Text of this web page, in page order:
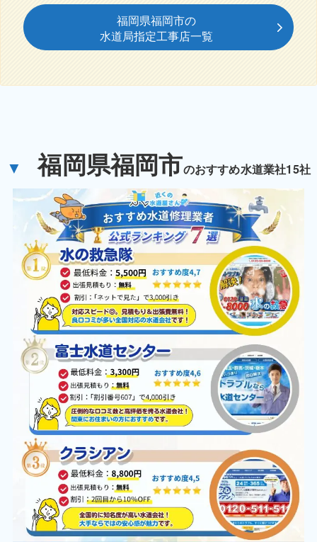
福岡県福岡市の
水道局指定工事店一覧
▼ 福岡県福岡市のおすすめ水道業社15社